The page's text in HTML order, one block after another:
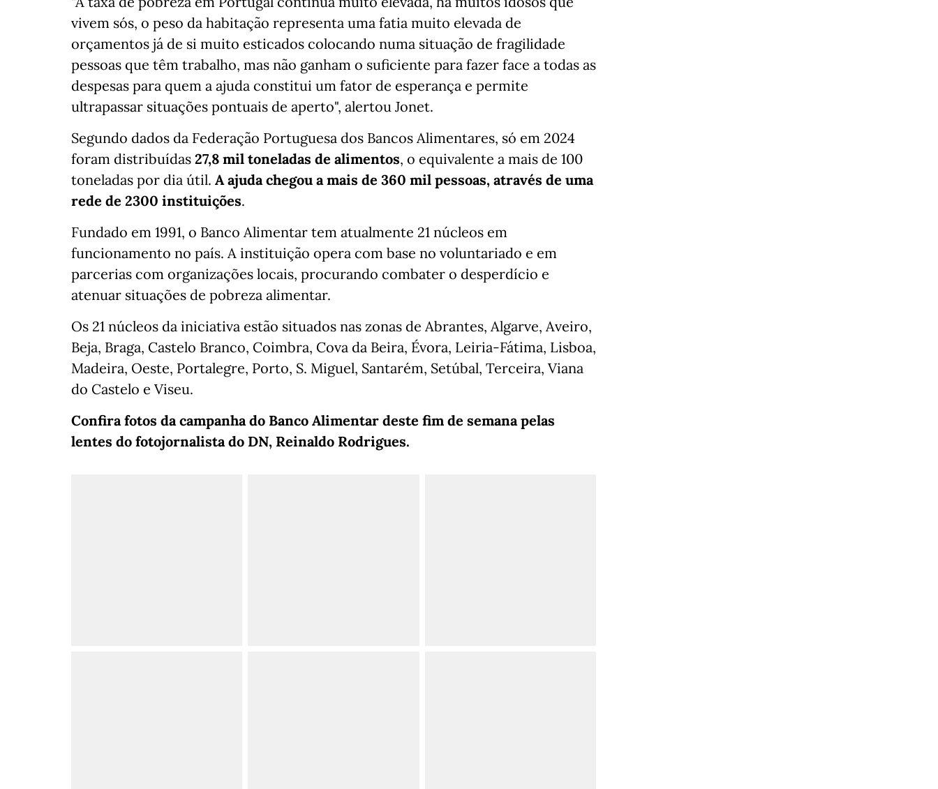
vivem sós, o peso da habitação representa uma fatia muito elevada de
orçamentos já de si muito esticados colocando numa situação de fragilidade
pessoas que têm trabalho, mas não ganham o suficiente para fazer face a todas as
despesas para quem a ajuda constitui um fator de esperança e permite
ultrapassar situações pontuais de aperto", alertou Jonet.
Segundo dados da Federação Portuguesa dos Bancos Alimentares, só em 2024
foram distribuídas 27,8 mil toneladas de alimentos, o equivalente a mais de 100
toneladas por dia útil. A ajuda chegou a mais de 360 mil pessoas, através de uma
rede de 2300 instituições.
Fundado em 1991, o Banco Alimentar tem atualmente 21 núcleos em
funcionamento no país. A instituição opera com base no voluntariado e em
parcerias com organizações locais, procurando combater o desperdício e
atenuar situações de pobreza alimentar.
Os 21 núcleos da iniciativa estão situados nas zonas de Abrantes, Algarve, Aveiro,
Beja, Braga, Castelo Branco, Coimbra, Cova da Beira, Évora, Leiria-Fátima, Lisboa,
Madeira, Oeste, Portalegre, Porto, S. Miguel, Santarém, Setúbal, Terceira, Viana
do Castelo e Viseu.
Confira fotos da campanha do Banco Alimentar deste fim de semana pelas
lentes do fotojornalista do DN, Reinaldo Rodrigues.